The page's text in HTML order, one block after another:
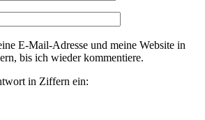
E-Mail-Adresse und meine Website in
bis ich wieder kommentiere.
in Ziffern ein: